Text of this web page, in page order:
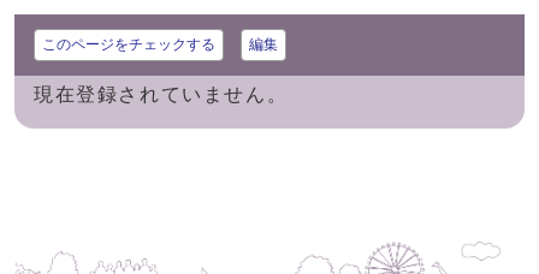
このページをチェックする 編集
現在登録されていません。